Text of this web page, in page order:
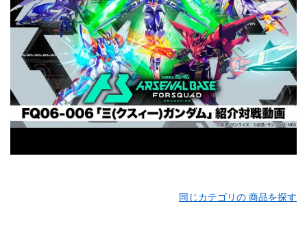
同じカテゴリの 商品を探す